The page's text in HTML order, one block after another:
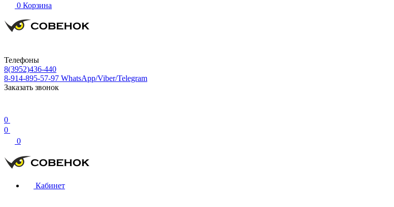
0 Корзина
Телефоны
8(3952)436-440
8-914-895-57-97 WhatsApp/Viber/Telegram
Заказать звонок
0
0
0
Кабинет